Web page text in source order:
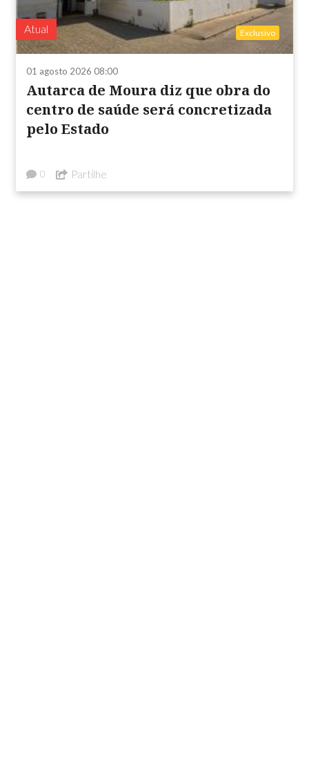
Atual Exclusivo
01 agosto 2026 08:00
Autarca de Moura diz que obra do
centro de saúde será concretizada
pelo Estado
0 Partilhe